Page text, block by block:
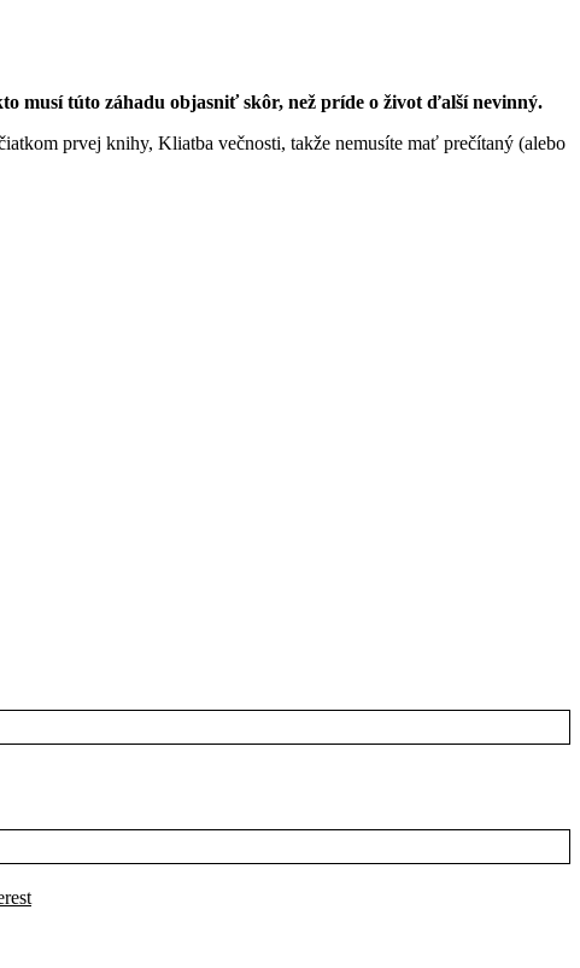
musí túto záhadu objasniť skôr, než príde o život ďalší nevinný.
prvej knihy, Kliatba večnosti, takže nemusíte mať prečítaný (alebo